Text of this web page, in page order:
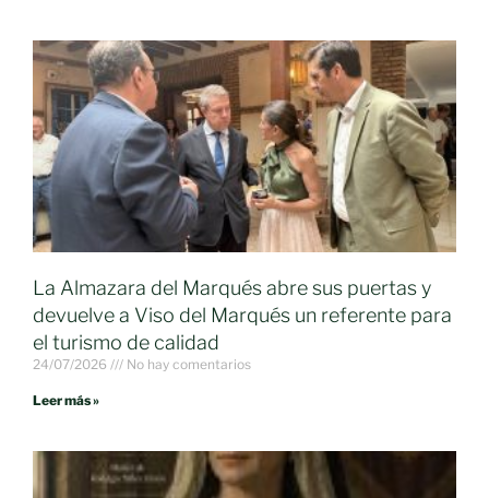
La Almazara del Marqués abre sus puertas y
devuelve a Viso del Marqués un referente para
el turismo de calidad
24/07/2026 No hay comentarios
Leer más »